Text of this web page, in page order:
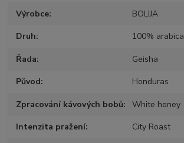
Výrobce BOLIJA
Druh 100% arabica
Řada Geisha
Původ Honduras
Zpracování kávových bobů White honey
Intenzita pražení City Roast